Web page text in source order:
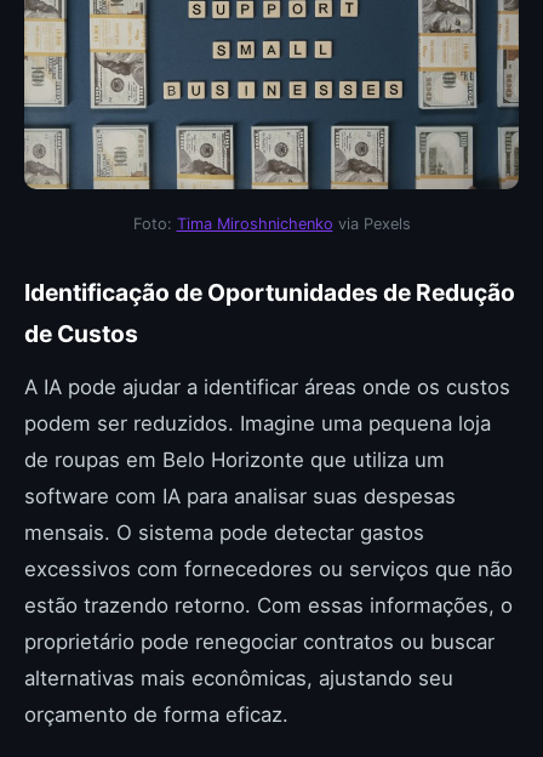
Foto: Tima Miroshnichenko via Pexels
Identificação de Oportunidades de Redução
de Custos
A IA pode ajudar a identificar áreas onde os custos
podem ser reduzidos. Imagine uma pequena loja
de roupas em Belo Horizonte que utiliza um
software com IA para analisar suas despesas
mensais. O sistema pode detectar gastos
excessivos com fornecedores ou serviços que não
estão trazendo retorno. Com essas informações, o
proprietário pode renegociar contratos ou buscar
alternativas mais econômicas, ajustando seu
orçamento de forma eficaz.